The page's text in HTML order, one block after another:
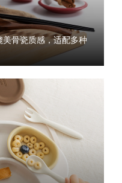
骨瓷质感，适配多种